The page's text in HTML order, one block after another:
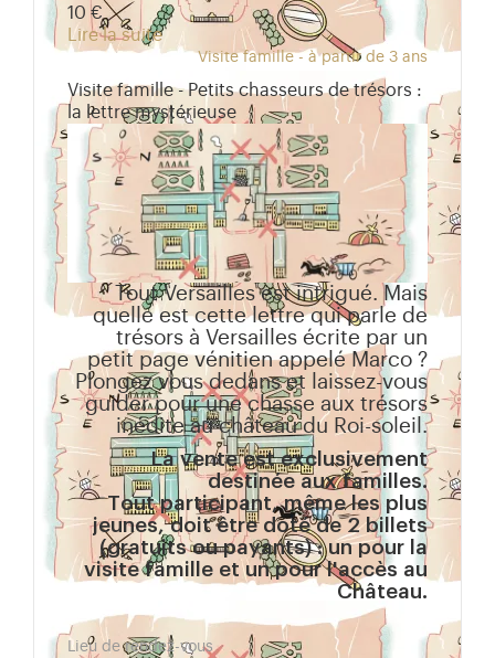
10 €
Lire la suite
Visite famille - à partir de 3 ans
Visite famille - Petits chasseurs de trésors :
la lettre mystérieuse
Tout Versailles est intrigué. Mais
quelle est cette lettre qui parle de
trésors à Versailles écrite par un
petit page vénitien appelé Marco ?
Plongez vous dedans et laissez-vous
guider pour une chasse aux trésors
inédite au château du Roi-soleil.
La vente est exclusivement
destinée aux familles.
Tout participant, même les plus
jeunes, doit être doté de 2 billets
(gratuits ou payants) : un pour la
visite famille et un pour l'accès au
Château.
Lieu de rendez-vous